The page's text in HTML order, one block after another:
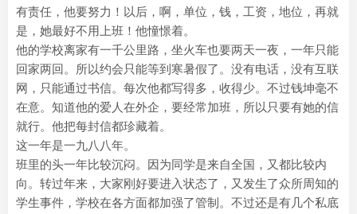
有责任，他要努力！以后，啊，单位，钱，工资，地位，再就
是，她最好不用上班！他憧憬着。
他的学校离家有一千公里路，坐火车也要两天一夜，一年只能
回家两回。所以约会只能等到寒暑假了。没有电话，没有互联
网，只能通过书信。每次他都写得多，收得少。不过钱坤毫不
在意。知道他的爱人在外企，要经常加班，所以只要有她的信
就行。他把每封信都珍藏着。
这一年是一九八八年。
班里的头一年比较沉闷。因为同学是来自全国，又都比较内
向。转过年来，大家刚好要进入状态了，又发生了众所周知的
学生事件，学校在各方面都加强了管制。不过还是有几个私底